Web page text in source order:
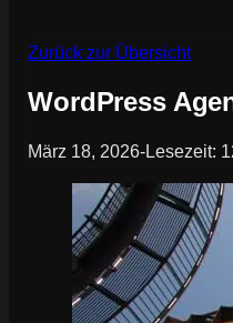
Zurück zur Übersicht
WordPress
März 18, 2026-Lesezeit: